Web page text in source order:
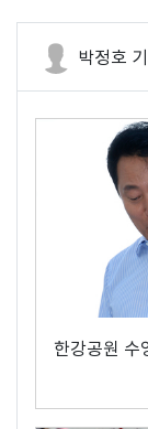
박정호
한강공원 수